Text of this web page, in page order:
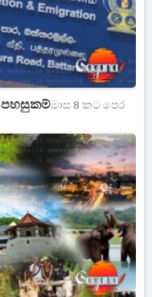
පහසුකම්මාස 8 කට පෙර